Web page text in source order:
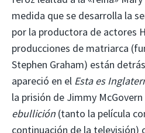
medida que se desarrolla la
por la productora de actores
producciones de matriarca
Stephen Graham) están detrás
apareció en el Esta es
la prisión de Jimmy McGovern
ebullición (tanto la película
continuación de la televisión)